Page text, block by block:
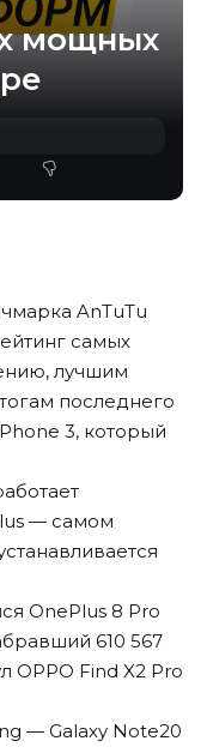
мощных
AnTuTu
самых
лучшим
последнего
3, который
— самом
OnePlus 8 Pro
610 567
OPPO Find X2 Pro
— Galaxy Note20